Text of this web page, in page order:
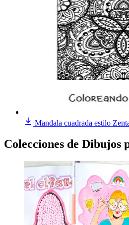
Mandala cuadrada estilo
Colecciones de Dibujos